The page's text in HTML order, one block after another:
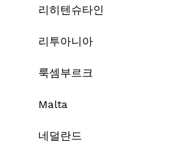
리히텐슈타인
리투아니아
룩셈부르크
Malta
네덜란드